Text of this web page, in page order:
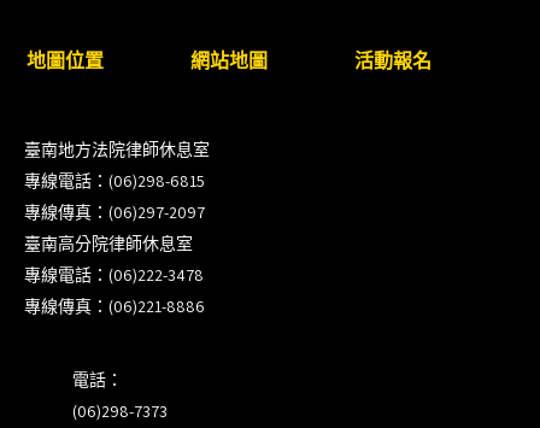
【重要公告】115年職場霸凌調查專業人才(律師)培
本會訂於115年8月15日(六)上午舉辦「使用AI如何幫
助整理資訊?談法律工作中的應用與風險」課程(8/7
前報名，實體+線上併行)
徵詢有意願擔任程序監理人之會員(115/8/14截止)
地圖位置 網站地圖 活動報名
臺南地方法院律師休息室
專線電話：(06)298-6815
專線傳真：(06)297-2097
臺南高分院律師休息室
專線電話：(06)222-3478
專線傳真：(06)221-8886
電話：
(06)298-7373